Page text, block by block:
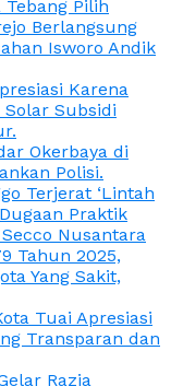
Pilih
Berlangsung
Isworo Andik
Karena
Subsidi
Okerbaya di
Polisi.
Terjerat ‘Lintah
Praktik
Nusantara
Tahun 2025,
Yang Sakit,
Tuai Apresiasi
Transparan dan
Razia